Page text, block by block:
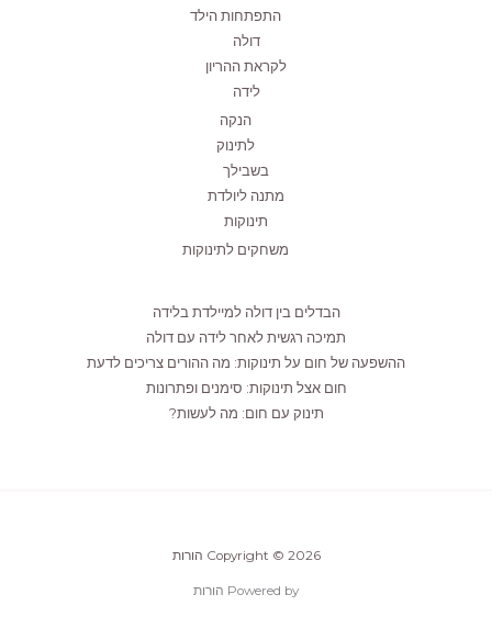
התפתחות הילד
דולה
לקראת ההריון
לידה
הנקה
לתינוק
בשבילך
מתנה ליולדת
תינוקות
משחקים לתינוקות
הבדלים בין דולה למיילדת בלידה
תמיכה רגשית לאחר לידה עם דולה
ההשפעה של חום על תינוקות: מה ההורים צריכים לדעת
חום אצל תינוקות: סימנים ופתרונות
תינוק עם חום: מה לעשות?
Copyright © 2026 הורות
Powered by הורות